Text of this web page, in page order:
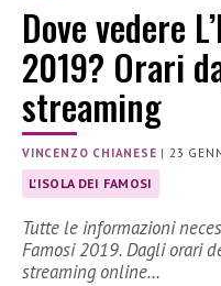
Dove vedere
2019? Orari
streaming
VINCENZO CHIANESE |23
L'ISOLA DEI FAMOSI
Tutte le informazioni
Famosi 2019. Dagli orari
streaming online…